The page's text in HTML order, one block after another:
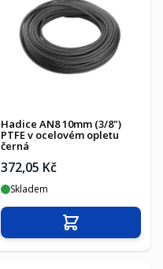
Hadice AN8 10mm (3/8")
PTFE v ocelovém opletu
černá
372,05 Kč
Skladem
Přidat do košíku